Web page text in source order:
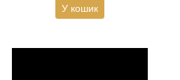
У кошик